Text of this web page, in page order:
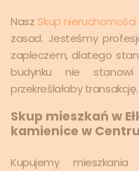
Nasz Skup
zasad. Jesteśmy
zapleczem, dlatego
budynku nie
przekreślałaby transakcję.
Skup mieszkań w
kamienice w
Kupujemy